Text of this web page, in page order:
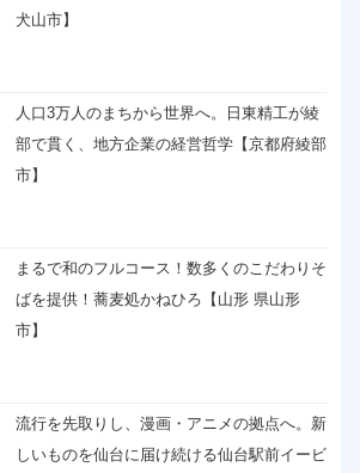
犬山市】
人口3万人のまちから世界へ。日東精工が綾
部で貫く、地方企業の経営哲学【京都府綾部
市】
まるで和のフルコース！数多くのこだわりそ
ばを提供！蕎麦処かねひろ【山形 県山形
市】
流行を先取りし、漫画・アニメの拠点へ。新
しいものを仙台に届け続ける仙台駅前イービ